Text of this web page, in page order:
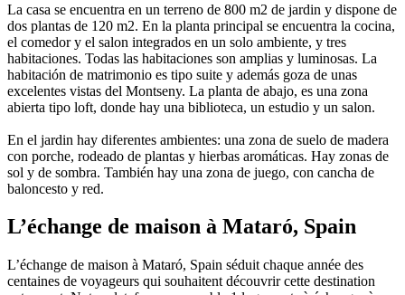
La casa se encuentra en un terreno de 800 m2 de jardin y dispone de
dos plantas de 120 m2. En la planta principal se encuentra la cocina,
el comedor y el salon integrados en un solo ambiente, y tres
habitaciones. Todas las habitaciones son amplias y luminosas. La
habitación de matrimonio es tipo suite y además goza de unas
excelentes vistas del Montseny. La planta de abajo, es una zona
abierta tipo loft, donde hay una biblioteca, un estudio y un salon.
En el jardin hay diferentes ambientes: una zona de suelo de madera
con porche, rodeado de plantas y hierbas aromáticas. Hay zonas de
sol y de sombra. También hay una zona de juego, con cancha de
baloncesto y red.
L’échange de maison à Mataró, Spain
L’échange de maison à Mataró, Spain séduit chaque année des
centaines de voyageurs qui souhaitent découvrir cette destination